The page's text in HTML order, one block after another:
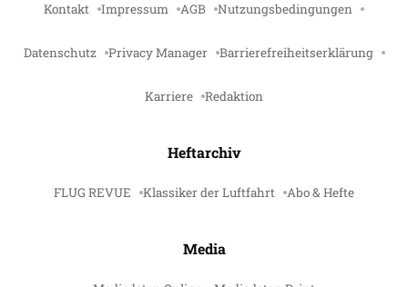
Kontakt Impressum AGB Nutzungsbedingungen
Datenschutz Privacy Manager Barrierefreiheitserklärung
Karriere Redaktion
Heftarchiv
FLUG REVUE Klassiker der Luftfahrt Abo & Hefte
Media